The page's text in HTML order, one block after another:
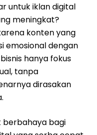
untuk iklan digital
meningkat?
konten yang
emosional dengan
hanya fokus
tanpa
dirasakan
berbahaya bagi